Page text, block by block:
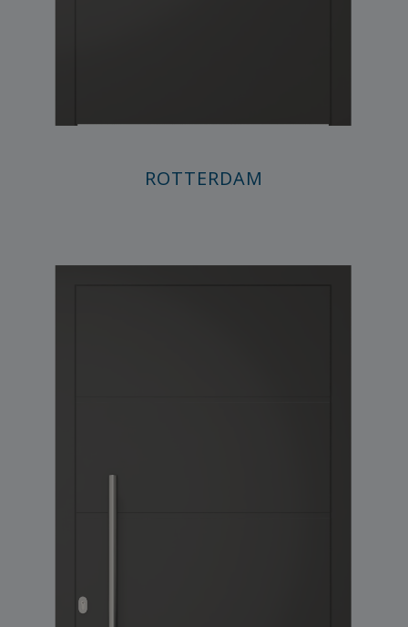
ROTTERDAM